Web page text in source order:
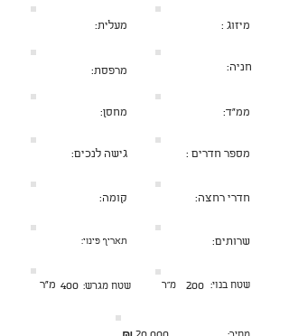
מעלית:
מרפסת:
מחסן:
גישה לנכים:
קומה:
תאריך פינוי:
מ״ר 400 שטח מגרש:
מיזוג :
חניה:
ממ״ד:
מספר חדרים :
חדרי רחצה:
שרותים:
מ״ר 200 שטח בנוי: